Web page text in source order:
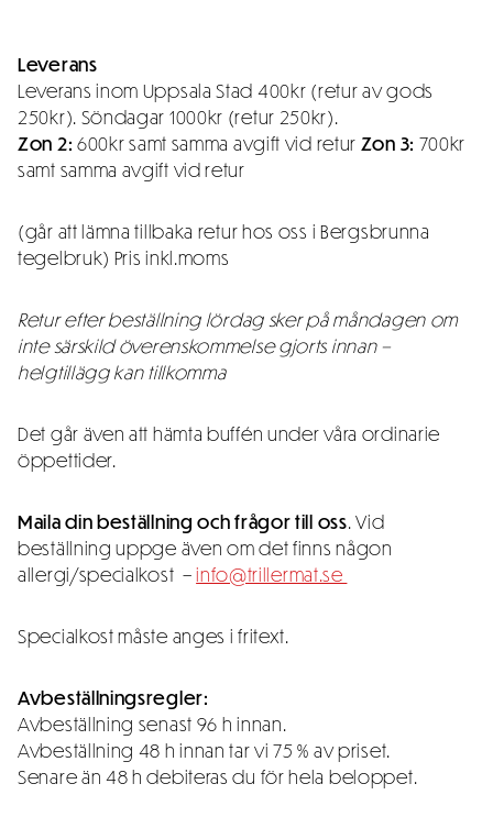
Leverans
Leverans inom Uppsala Stad 400kr (retur av gods
250kr). Söndagar 1000kr (retur 250kr).
Zon 2: 600kr samt samma avgift vid retur Zon 3: 700kr
samt samma avgift vid retur
(går att lämna tillbaka retur hos oss i Bergsbrunna
tegelbruk) Pris inkl.moms
Retur efter beställning lördag sker på måndagen om
inte särskild överenskommelse gjorts innan –
helgtillägg kan tillkomma
Det går även att hämta buffén under våra ordinarie
öppettider.
Maila din beställning och frågor till oss. Vid
beställning uppge även om det finns någon
allergi/specialkost –info@trillermat.se
Specialkost måste anges i fritext.
Avbeställningsregler:
Avbeställning senast 96 h innan.
Avbeställning 48 h innan tar vi 75 % av priset.
Senare än 48 h debiteras du för hela beloppet.